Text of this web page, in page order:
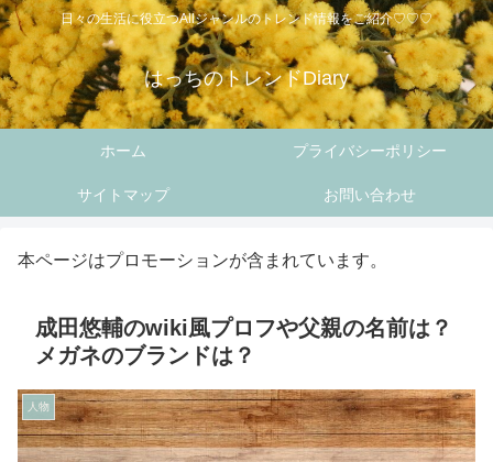
日々の生活に役立つAllジャンルのトレンド情報をご紹介♡♡♡
はっちのトレンドDiary
ホーム プライバシーポリシー
サイトマップ お問い合わせ
本ページはプロモーションが含まれています。
成田悠輔のwiki風プロフや父親の名前は？
メガネのブランドは？
人物